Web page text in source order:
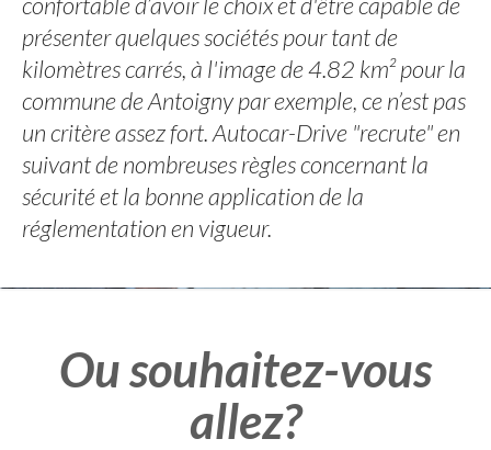
présenter quelques sociétés pour tant de
kilomètres carrés, à l'image de 4.82 km² pour la
commune de Antoigny par exemple, ce n’est pas
un critère assez fort. Autocar-Drive "recrute" en
suivant de nombreuses règles concernant la
sécurité et la bonne application de la
réglementation en vigueur.
Ou souhaitez-vous
allez?